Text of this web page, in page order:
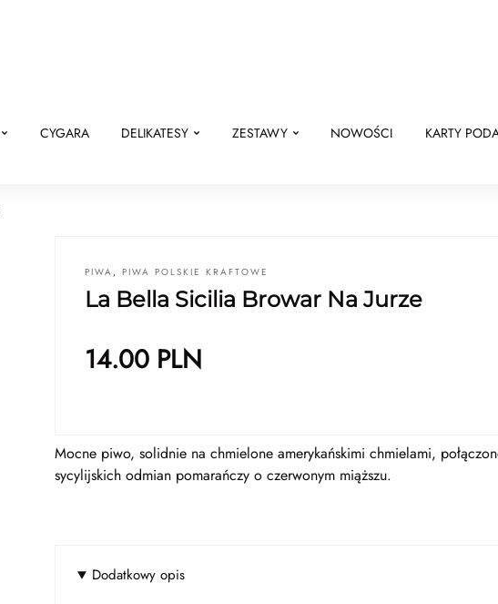
CYGARA DELIKATESY ZESTAWY NOWOŚCI KARTY
PIWA , PIWA POLSKIE KRAFTOWE
La Bella Sicilia Browar Na Jurze
14.00 PLN
Mocne piwo, solidnie na chmielone amerykańskimi chmielami,
sycylijskich odmian pomarańczy o czerwonym miąższu.
Dodatkowy opis